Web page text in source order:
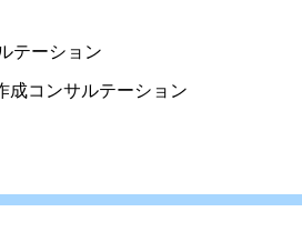
テーション
成コンサルテーション